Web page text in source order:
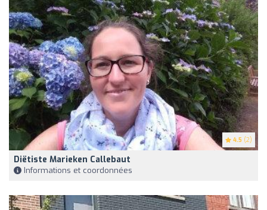
4.5 (2)
Diëtiste Marieken Callebaut
Informations et coordonnées